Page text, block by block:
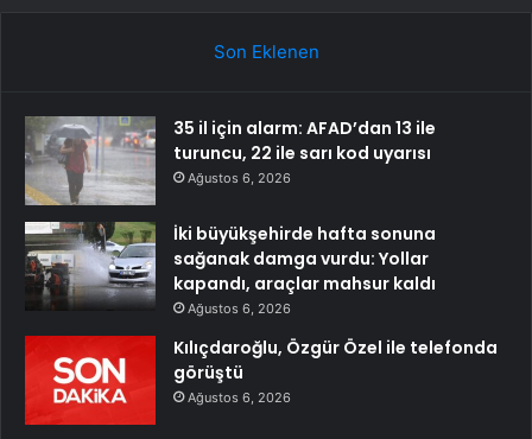
Son Eklenen
35 il için alarm: AFAD’dan 13 ile
turuncu, 22 ile sarı kod uyarısı
Ağustos 6, 2026
İki büyükşehirde hafta sonuna
sağanak damga vurdu: Yollar
kapandı, araçlar mahsur kaldı
Ağustos 6, 2026
Kılıçdaroğlu, Özgür Özel ile telefonda
görüştü
Ağustos 6, 2026